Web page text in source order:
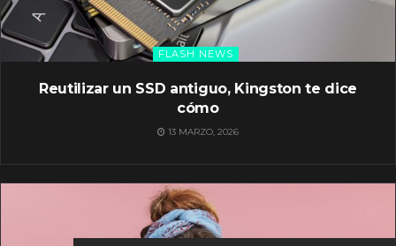
FLASH NEWS
Reutilizar un SSD antiguo, Kingston te dice
cómo
13 MARZO, 2026